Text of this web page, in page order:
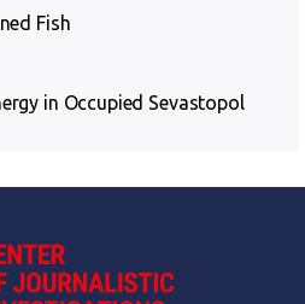
Fish
in Occupied Sevastopol